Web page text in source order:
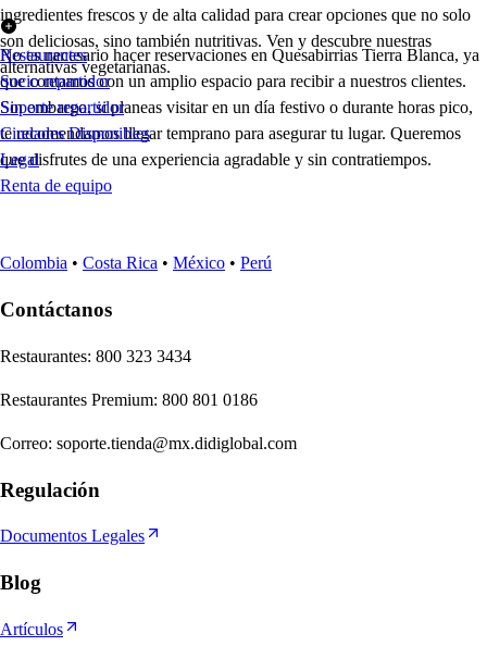
ingredientes frescos y de alta calidad para crear opciones que no solo
son deliciosas, sino también nutritivas. Ven y descubre nuestras
alternativas vegetarianas.
No es necesario hacer reservaciones en Quesabirrias Tierra Blanca, ya
que contamos con un amplio espacio para recibir a nuestros clientes.
Sin embargo, si planeas visitar en un día festivo o durante horas pico,
te recomendamos llegar temprano para asegurar tu lugar. Queremos
que disfrutes de una experiencia agradable y sin contratiempos.
Restaurantes
Socio repartidor
Soporte repartidor
Ciudades Disponibles
Legal
Renta de equipo
Colombia • Costa Rica • México • Perú
Contáctanos
Restaurantes: 800 323 3434
Restaurantes Premium: 800 801 0186
Correo: soporte.tienda@mx.didiglobal.com
Regulación
Documentos Legales
Blog
Artículos